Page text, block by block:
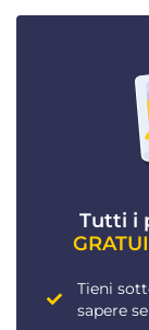
Tutti i
Tieni
sapere